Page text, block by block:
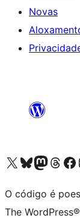
Novas
Visita la cuenta de X (anteriormente Twitter)
Visita a nosa conta de Bluesky
Visita a nosa conta
Visita a nosa
Visita
O código é
The